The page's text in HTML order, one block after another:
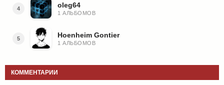
4 oleg64
1 АЛЬБОМОВ
5 Hoenheim Gontier
1 АЛЬБОМОВ
КОММЕНТАРИИ